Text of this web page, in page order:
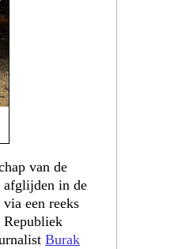
van de
afglijden in de
een reeks
Republiek
Burak